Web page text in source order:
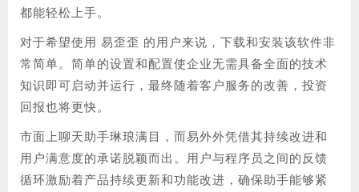
都能轻松上手。
对于希望使用 易歪歪 的用户来说，下载和安装该软件非
常简单。简单的设置和配置使企业无需具备全面的技术
知识即可启动并运行，最终随着客户服务的改善，投资
回报也将更快。
市面上聊天助手琳琅满目，而易外外凭借其持续改进和
用户满意度的承诺脱颖而出。用户与程序员之间的反馈
循环激励着产品持续更新和功能改进，确保助手能够紧